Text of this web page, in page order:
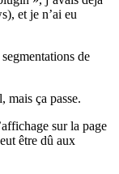
et je n’ai eu
de
mais ça passe.
sur la page
être dû aux